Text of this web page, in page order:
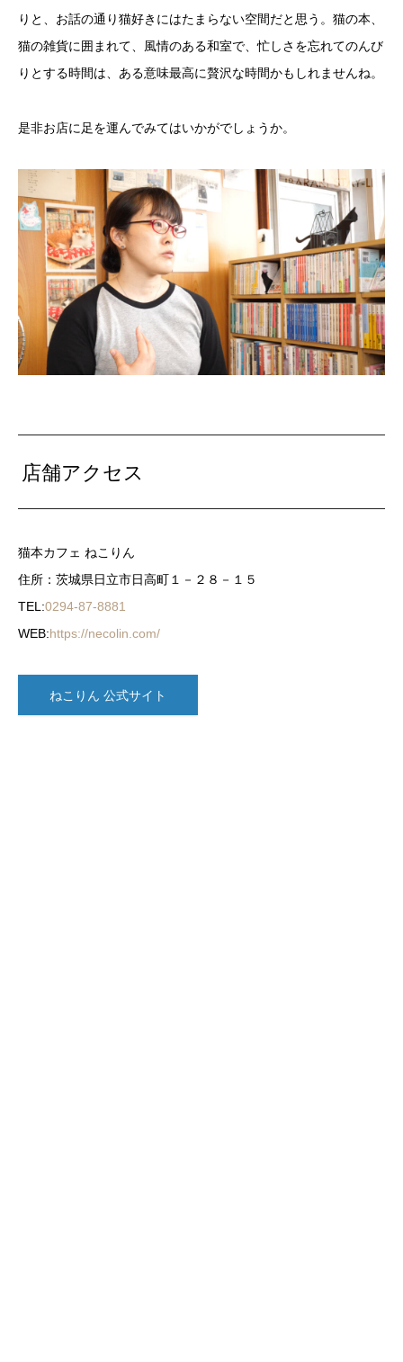
りと、お話の通り猫好きにはたまらない空間だと思う。猫の本、
猫の雑貨に囲まれて、風情のある和室で、忙しさを忘れてのんび
りとする時間は、ある意味最高に贅沢な時間かもしれませんね。
是非お店に足を運んでみてはいかがでしょうか。
店舗アクセス
猫本カフェ ねこりん
住所：茨城県日立市日高町１－２８－１５
TEL:0294-87-8881
WEB:https://necolin.com/
ねこりん 公式サイト